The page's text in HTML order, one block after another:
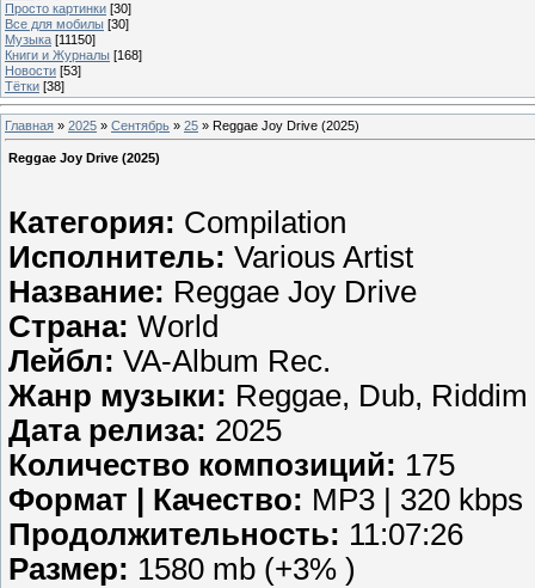
Просто картинки [30]
Все для мобилы [30]
Музыка [11150]
Книги и Журналы [168]
Новости [53]
Тётки [38]
Главная » 2025 » Сентябрь » 25 » Reggae Joy Drive (2025)
Reggae Joy Drive (2025)
Категория: Compilation
Исполнитель: Various Artist
Название: Reggae Joy Drive
Страна: World
Лейбл: VA-Album Rec.
Жанр музыки: Reggae, Dub, Riddim
Дата релиза: 2025
Количество композиций: 175
Формат | Качество: MP3 | 320 kbps
Продолжительность: 11:07:26
Размер: 1580 mb (+3% )